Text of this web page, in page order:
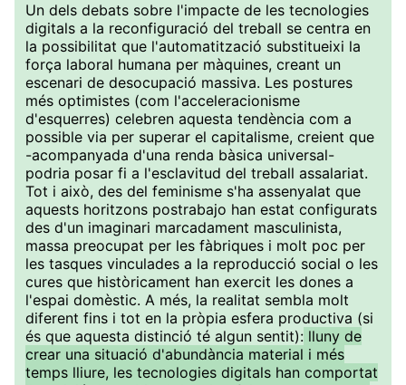
Un dels debats sobre l'impacte de les tecnologies
digitals a la reconfiguració del treball se centra en
la possibilitat que l'automatització substitueixi la
força laboral humana per màquines, creant un
escenari de desocupació massiva. Les postures
més optimistes (com l'acceleracionisme
d'esquerres) celebren aquesta tendència com a
possible via per superar el capitalisme, creient que
-acompanyada d'una renda bàsica universal-
podria posar fi a l'esclavitud del treball assalariat.
Tot i això, des del feminisme s'ha assenyalat que
aquests horitzons postrabajo han estat configurats
des d'un imaginari marcadament masculinista,
massa preocupat per les fàbriques i molt poc per
les tasques vinculades a la reproducció social o les
cures que històricament han exercit les dones a
l'espai domèstic. A més, la realitat sembla molt
diferent fins i tot en la pròpia esfera productiva (si
és que aquesta distinció té algun sentit): lluny de
crear una situació d'abundància material i més
temps lliure, les tecnologies digitals han comportat